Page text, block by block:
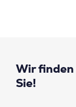
Wir finden
Sie!